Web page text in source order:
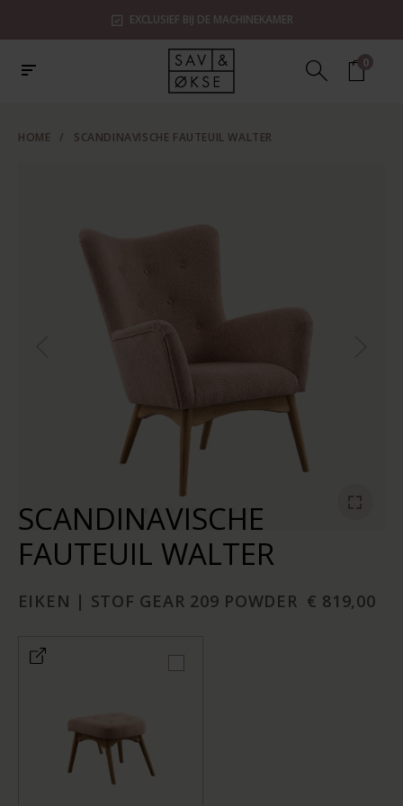
EXCLUSIEF BIJ DE MACHINEKAMER
0
HOME / SCANDINAVISCHE FAUTEUIL WALTER
SCANDINAVISCHE
FAUTEUIL WALTER
EIKEN | STOF GEAR 209 POWDER € 819,00